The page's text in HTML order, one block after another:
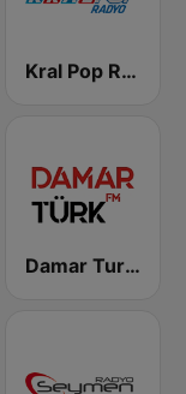
Kral Pop Radyo
Damar Turk FM